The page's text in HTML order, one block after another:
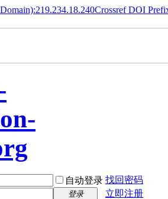
Crossref DOI
自动登录 找回密码
登录 立即注册